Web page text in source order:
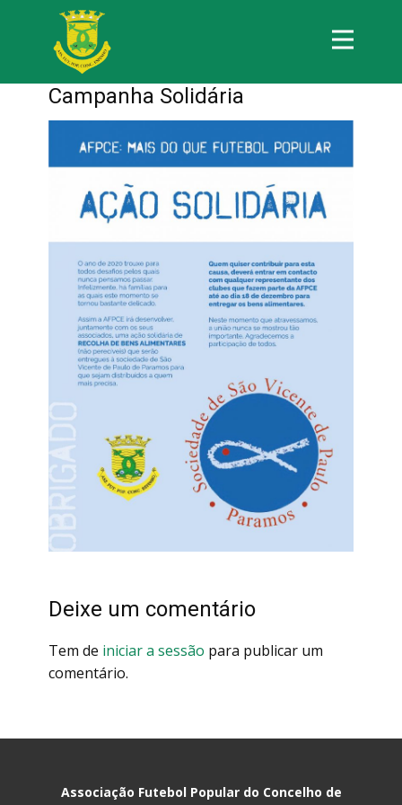
Campanha Solidária
Deixe um comentário
Tem de iniciar a sessão para publicar um
comentário.
Associação Futebol Popular do Concelho de